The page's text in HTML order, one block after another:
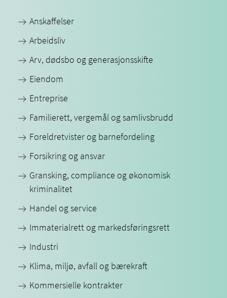
Anskaffelser
Arbeidsliv
Arv, dødsbo og generasjonsskifte
Eiendom
Entreprise
Familierett, vergemål og samlivsbrudd
Foreldretvister og barnefordeling
Forsikring og ansvar
Gransking, compliance og økonomisk
kriminalitet
Handel og service
Immaterialrett og markedsføringsrett
Industri
Klima, miljø, avfall og bærekraft
Kommersielle kontrakter